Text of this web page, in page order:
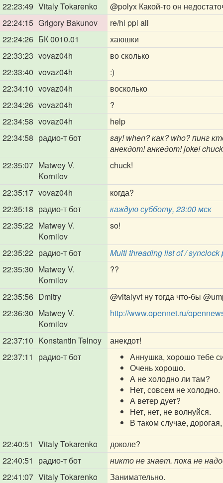
22:23:49 Vitaly Tokarenko @polyx Какой-то он
22:24:15 Grigory Bakunov
re/hi ppl all
22:24:26 БК 0010.01
хаюшки
22:33:23 vovaz04h
во сколько
22:33:40 vovaz04h
:)
22:34:10 vovaz04h
восколько
22:34:26 vovaz04h
?
22:34:58 vovaz04h
help
22:34:58 радио-т бот
say! when? как? who? пинг
анекдот! анкедот! joke!
22:35:07 Matwey V.
Kornilov
chuck!
22:35:17 vovaz04h
когда?
22:35:18 радио-т бот
каждую субботу, 23:00 мск
22:35:22 Matwey V.
Kornilov
so!
22:35:22 радио-т бот
Multi threading list of / synclock
22:35:30 Matwey V.
Kornilov
??
22:35:56 Dmitry @vitalyvt ну тогда что-бы
22:36:30 Matwey V.
Kornilov
http://www.opennet.ru/
22:37:10 Konstantin Telnoy
анекдот!
22:37:11
радио-т бот
Аннушка, хорошо тебе
Очень хорошо.
А не холодно ли там?
Нет, совсем не холодно.
А ветер дует?
Нет, нет, не волнуйся.
В таком случае,
22:40:51 Vitaly Tokarenko
доколе?
22:40:51
радио-т бот
никто не знает. пока не
22:41:07 Vitaly Tokarenko
Занимательно.